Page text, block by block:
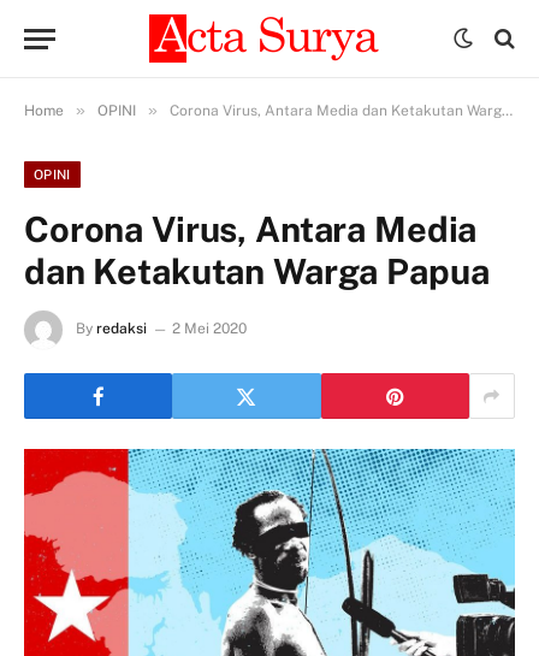
Home » OPINI » Corona Virus, Antara Media dan Ketakutan Warga Papua
OPINI
Corona Virus, Antara Media
dan Ketakutan Warga Papua
By redaksi 2 Mei 2020